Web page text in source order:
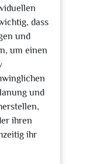
dass
und
um einen
und
ihren
ihr